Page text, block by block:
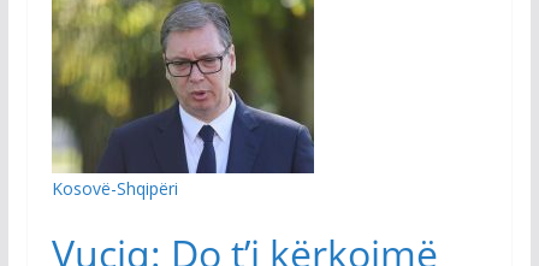
Kosovë-Shqipëri
Vuçiq: Do t’i kërkojmë